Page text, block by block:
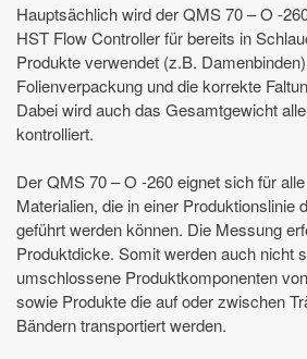
Hauptsächlich wird der QMS 70 – O -
HST Flow Controller für bereits in
Produkte verwendet (z.B.
Folienverpackung und die korrekte
Dabei wird auch das Gesamtgewicht
kontrolliert.
Der QMS 70 – O -260 eignet sich für
Materialien, die in einer Produktionslinie
geführt werden können. Die Messung
Produktdicke. Somit werden auch nicht
umschlossene Produktkomponenten
sowie Produkte die auf oder zwischen
Bändern transportiert werden.